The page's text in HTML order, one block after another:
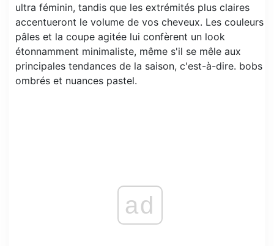
ultra féminin, tandis que les extrémités plus claires
accentueront le volume de vos cheveux. Les couleurs
pâles et la coupe agitée lui confèrent un look
étonnamment minimaliste, même s'il se mêle aux
principales tendances de la saison, c'est-à-dire. bobs
ombrés et nuances pastel.
ad